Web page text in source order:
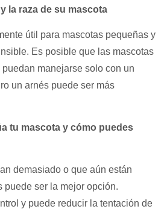
la raza de su mascota
útil para mascotas pequeñas y
Es posible que las mascotas
manejarse solo con un
un arnés puede ser más
tu mascota y cómo puedes
demasiado o que aún están
puede ser la mejor opción.
y puede reducir la tentación de